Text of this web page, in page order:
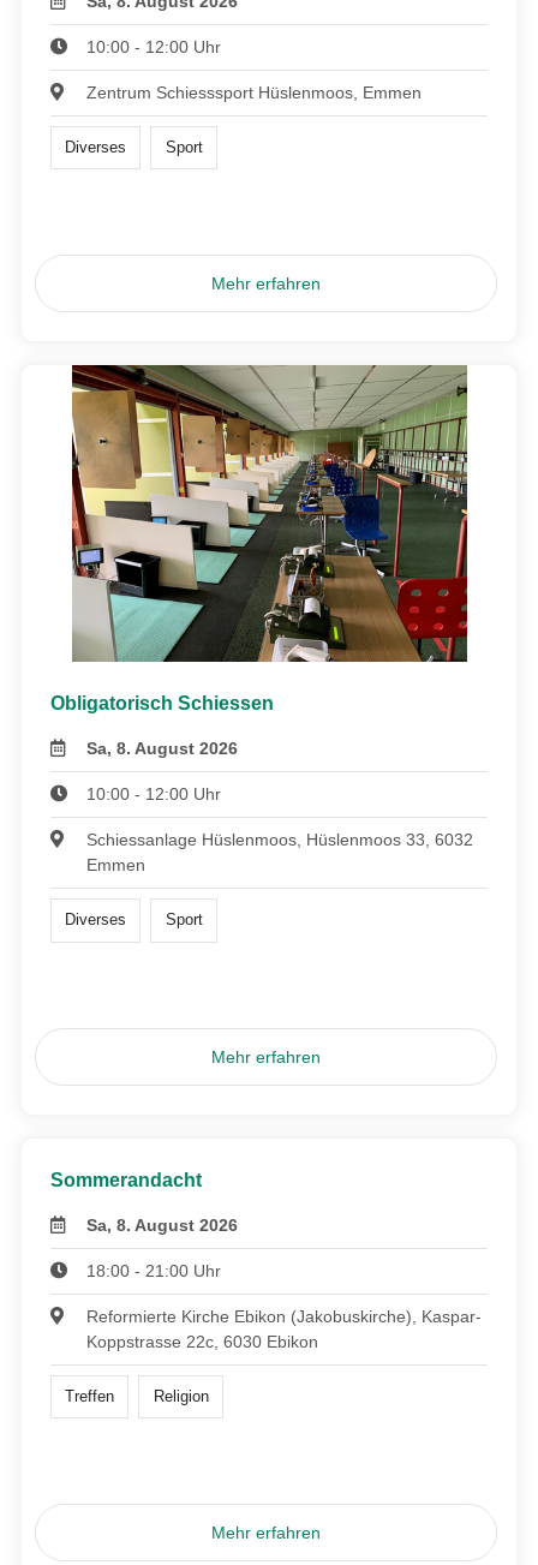
10:00 - 12:00 Uhr
Zentrum Schiesssport Hüslenmoos, Emmen
Diverses Sport
Mehr erfahren
Obligatorisch Schiessen
Sa, 8. August 2026
10:00 - 12:00 Uhr
Schiessanlage Hüslenmoos, Hüslenmoos 33, 6032
Emmen
Diverses Sport
Mehr erfahren
Sommerandacht
Sa, 8. August 2026
18:00 - 21:00 Uhr
Reformierte Kirche Ebikon (Jakobuskirche), Kaspar-
Koppstrasse 22c, 6030 Ebikon
Treffen Religion
Mehr erfahren